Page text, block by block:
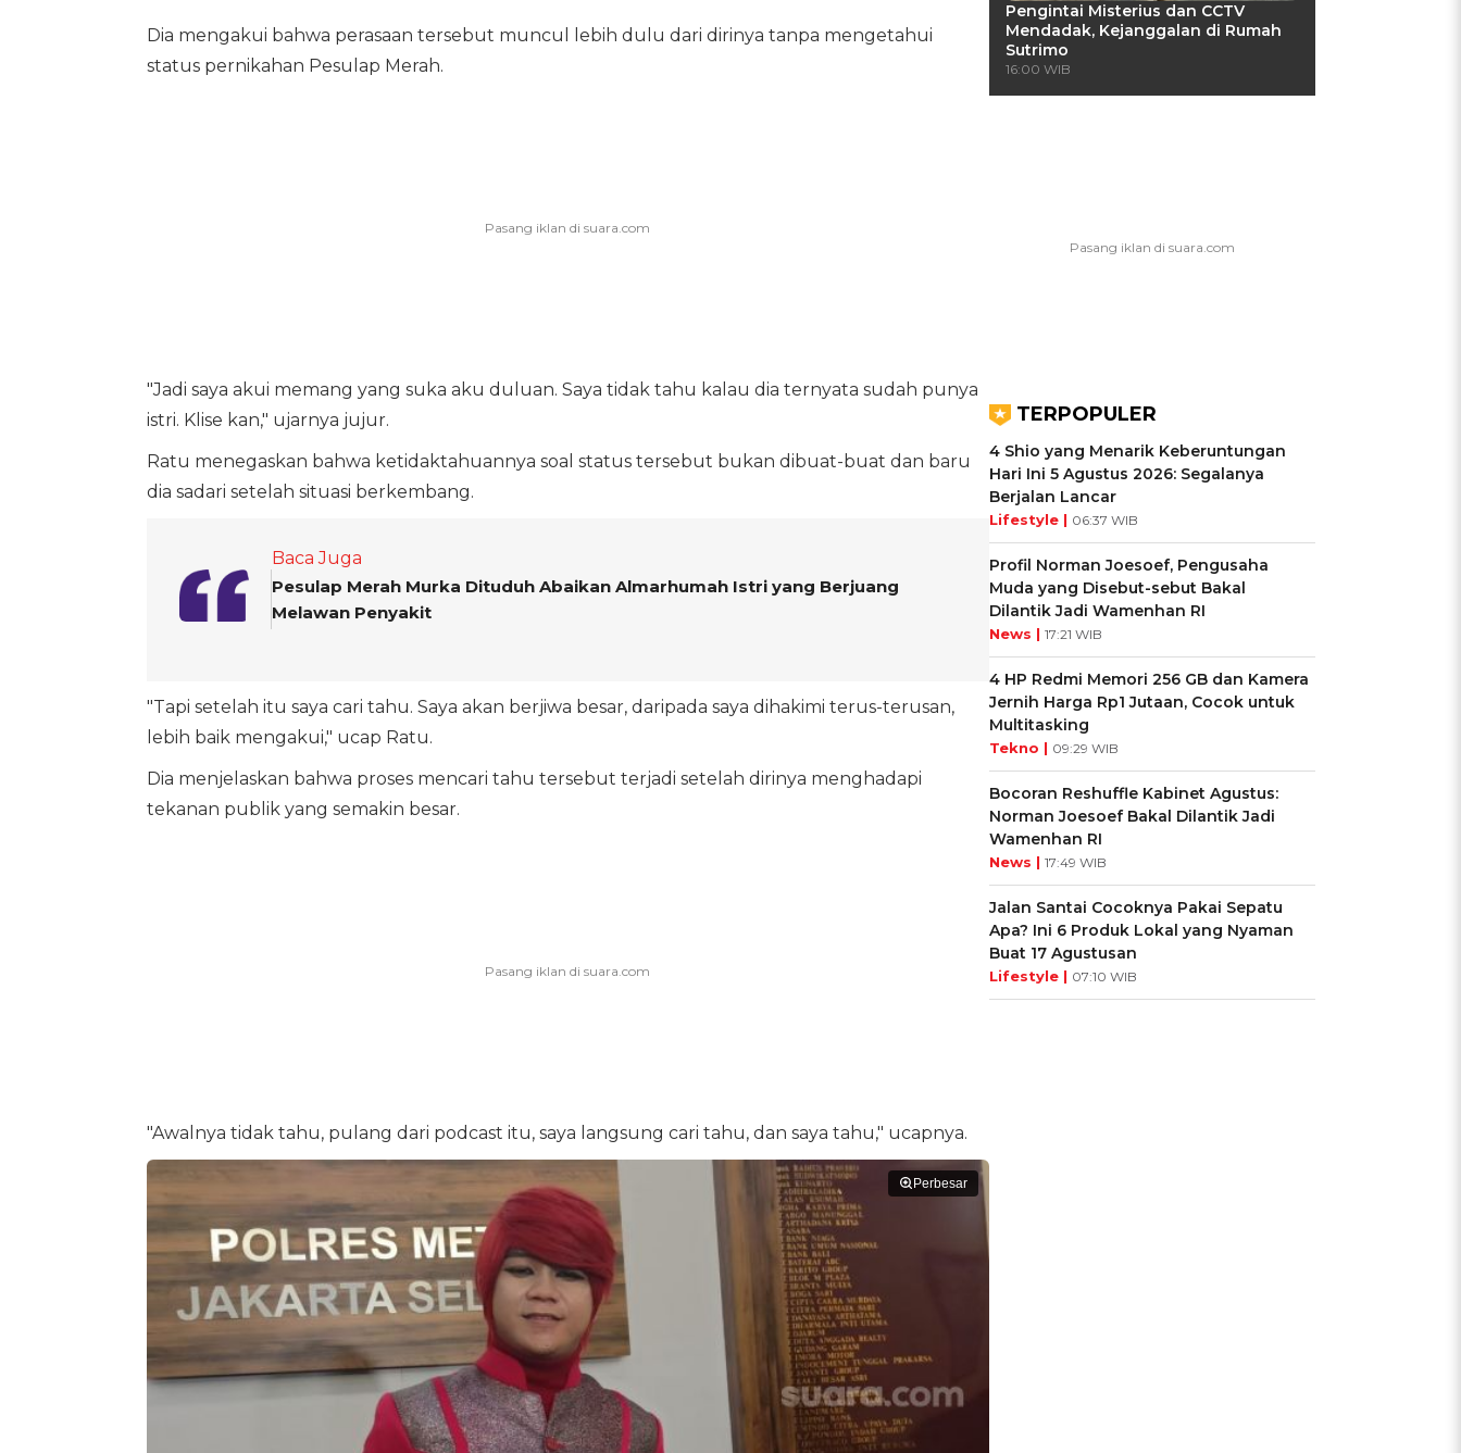
Dia mengakui bahwa perasaan tersebut muncul lebih dulu dari dirinya tanpa mengetahui
status pernikahan Pesulap Merah.
"Jadi saya akui memang yang suka aku duluan. Saya tidak tahu kalau dia ternyata sudah punya
istri. Klise kan," ujarnya jujur.
Ratu menegaskan bahwa ketidaktahuannya soal status tersebut bukan dibuat-buat dan baru
dia sadari setelah situasi berkembang.
Baca Juga
Pesulap Merah Murka Dituduh Abaikan Almarhumah Istri yang Berjuang
Melawan Penyakit
"Tapi setelah itu saya cari tahu. Saya akan berjiwa besar, daripada saya dihakimi terus-terusan,
lebih baik mengakui," ucap Ratu.
Dia menjelaskan bahwa proses mencari tahu tersebut terjadi setelah dirinya menghadapi
tekanan publik yang semakin besar.
"Awalnya tidak tahu, pulang dari podcast itu, saya langsung cari tahu, dan saya tahu," ucapnya.
Perbesar
Pengintai Misterius dan CCTV
Mendadak, Kejanggalan di Rumah
Sutrimo
16:00 WIB
TERPOPULER
4 Shio yang Menarik Keberuntungan
Hari Ini 5 Agustus 2026: Segalanya
Berjalan Lancar
Lifestyle | 06:37 WIB
Profil Norman Joesoef, Pengusaha
Muda yang Disebut-sebut Bakal
Dilantik Jadi Wamenhan RI
News | 17:21 WIB
4 HP Redmi Memori 256 GB dan Kamera
Jernih Harga Rp1 Jutaan, Cocok untuk
Multitasking
Tekno | 09:29 WIB
Bocoran Reshuffle Kabinet Agustus:
Norman Joesoef Bakal Dilantik Jadi
Wamenhan RI
News | 17:49 WIB
Jalan Santai Cocoknya Pakai Sepatu
Apa? Ini 6 Produk Lokal yang Nyaman
Buat 17 Agustusan
Lifestyle | 07:10 WIB